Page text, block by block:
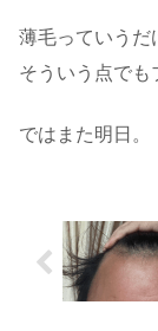
薄毛っていうだ
そういう点でも
ではまた明日。